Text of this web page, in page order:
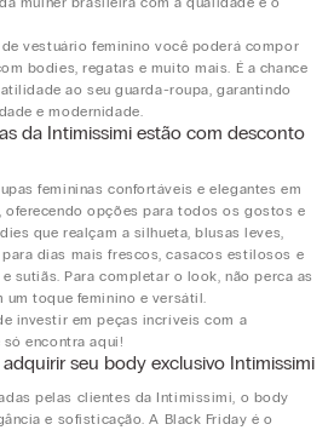
vestuário feminino você poderá compor
bodies, regatas e muito mais. É a chance
ao seu guarda-roupa, garantindo
e modernidade.
da Intimissimi estão com desconto
femininas confortáveis e elegantes em
oferecendo opções para todos os gostos e
que realçam a silhueta, blusas leves,
dias mais frescos, casacos estilosos e
sutiãs. Para completar o look, não perca as
um toque feminino e versátil.
investir em peças incríveis com a
encontra aqui!
seu body exclusivo Intimissimi
pelas clientes da Intimissimi, o body
e sofisticação. A Black Friday é o